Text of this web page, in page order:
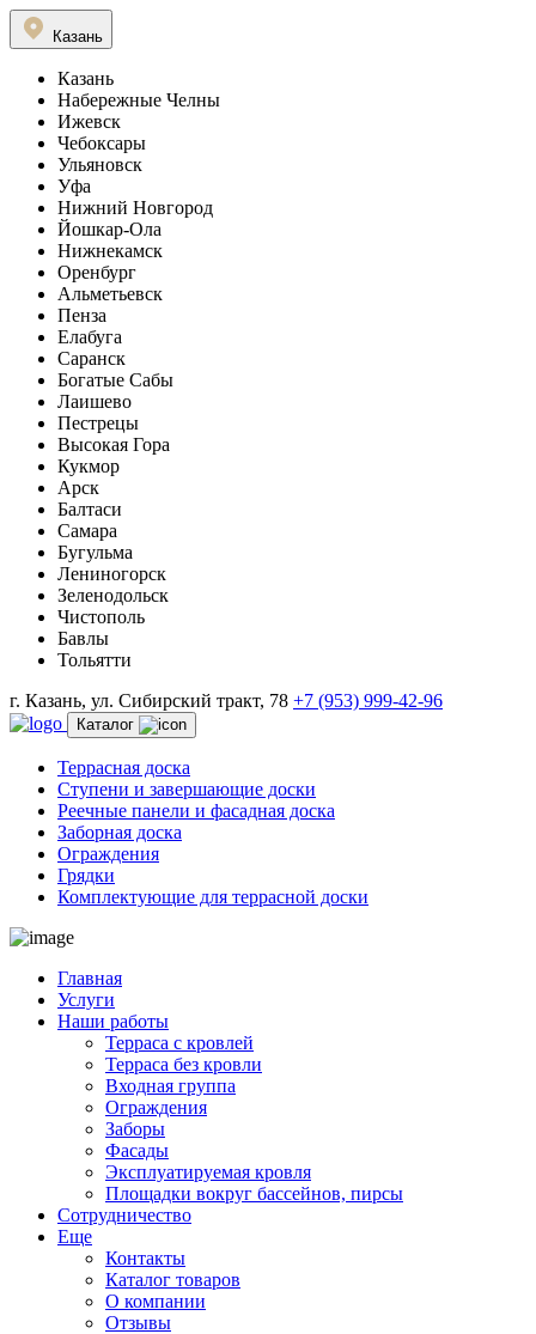
Казань
Казань
Набережные Челны
Ижевск
Чебоксары
Ульяновск
Уфа
Нижний Новгород
Йошкар-Ола
Нижнекамск
Оренбург
Альметьевск
Пенза
Елабуга
Саранск
Богатые Сабы
Лаишево
Пестрецы
Высокая Гора
Кукмор
Арск
Балтаси
Самара
Бугульма
Лениногорск
Зеленодольск
Чистополь
Бавлы
Тольятти
г. Казань, ул. Сибирский тракт, 78 +7 (953) 999-42-96
Каталог
Террасная доска
Ступени и завершающие доски
Реечные панели и фасадная доска
Заборная доска
Ограждения
Грядки
Комплектующие для террасной доски
Главная
Услуги
Наши работы
Терраса с кровлей
Терраса без кровли
Входная группа
Ограждения
Заборы
Фасады
Эксплуатируемая кровля
Площадки вокруг бассейнов, пирсы
Сотрудничество
Еще
Контакты
Каталог товаров
О компании
Отзывы